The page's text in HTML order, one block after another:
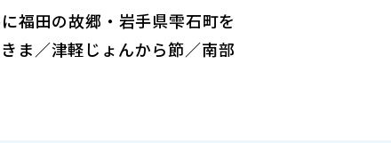
福田の故郷・岩手県雫石町を
ま／津軽じょんから節／南部